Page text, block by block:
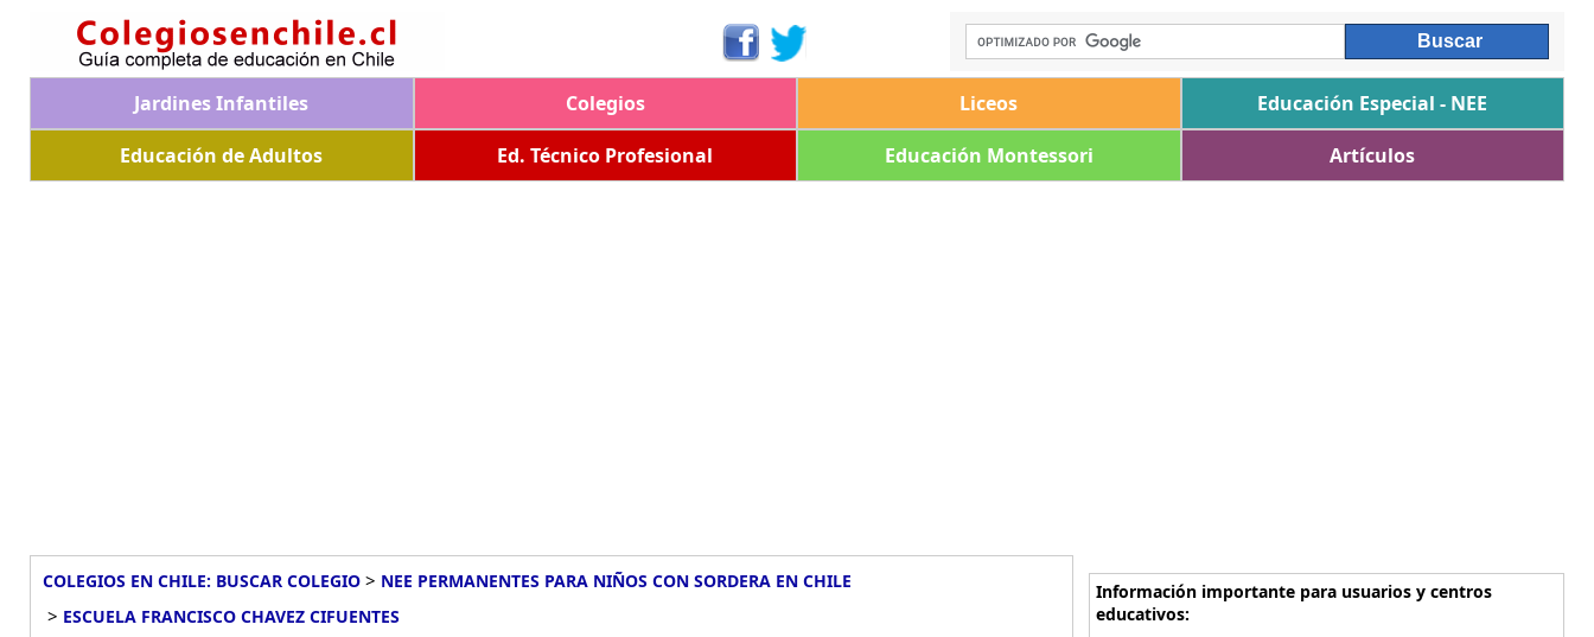
Jardines Infantiles Colegios Liceos
Educación Especial - NEE
Educación de Adultos
Ed. Técnico Profesional Educación Montessori Artículos
COLEGIOS EN CHILE: BUSCAR COLEGIO > NEE PERMANENTES PARA NIÑOS CON SORDERA EN CHILE
> ESCUELA FRANCISCO CHAVEZ CIFUENTES
Información importante para usuarios y centros
educativos: